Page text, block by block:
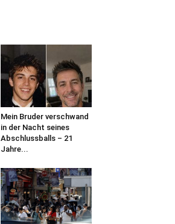
Mein Bruder verschwand
in der Nacht seines
Abschlussballs – 21
Jahre...